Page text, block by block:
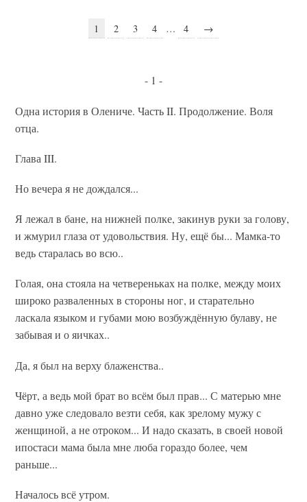
1 2 3 4 … 4 →
- 1 -
Одна история в Олениче. Часть II. Продолжение. Воля
отца.
Глава III.
Но вечера я не дождался...
Я лежал в бане, на нижней полке, закинув руки за голову,
и жмурил глаза от удовольствия. Ну, ещё бы... Мамка-то
ведь старалась во всю..
Голая, она стояла на четвереньках на полке, между моих
широко разваленных в стороны ног, и старательно
ласкала языком и губами мою возбуждённую булаву, не
забывая и о яичках..
Да, я был на верху блаженства..
Чёрт, а ведь мой брат во всём был прав... С матерью мне
давно уже следовало везти себя, как зрелому мужу с
женщиной, а не отроком... И надо сказать, в своей новой
ипостаси мама была мне люба гораздо более, чем
раньше...
Началось всё утром.